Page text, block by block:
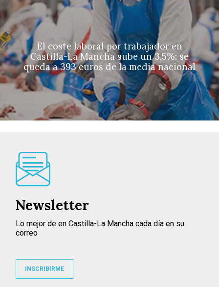
El coste laboral por trabajador en
Castilla-La Mancha sube un 3,5%: se
queda a 393 euros de la media nacional
Newsletter
Lo mejor de en Castilla-La Mancha cada día en su
correo
INSCRIBIRME